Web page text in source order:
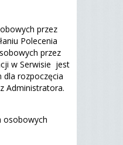
przez
Polecenia
przez
w Serwisie jest
dla rozpoczęcia
Administratora.
osobowych